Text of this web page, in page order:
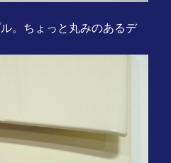
。ちょっと丸みのあるデ